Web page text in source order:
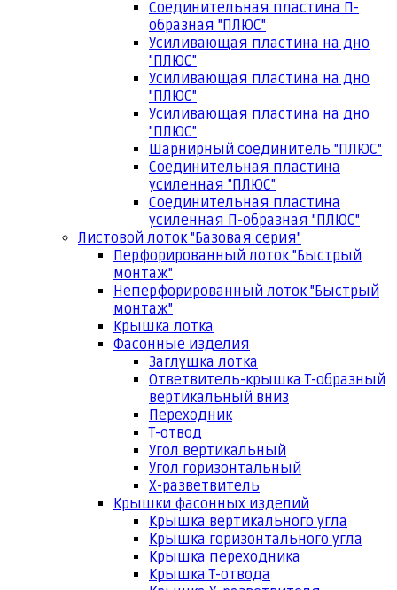
Соединительная пластина П-
образная "ПЛЮС"
Усиливающая пластина на дно
"ПЛЮС"
Усиливающая пластина на дно
"ПЛЮС"
Усиливающая пластина на дно
"ПЛЮС"
Шарнирный соединитель "ПЛЮС"
Соединительная пластина
усиленная "ПЛЮС"
Соединительная пластина
усиленная П-образная "ПЛЮС"
Листовой лоток "Базовая серия"
Перфорированный лоток "Быстрый
монтаж"
Неперфорированный лоток "Быстрый
монтаж"
Крышка лотка
Фасонные изделия
Заглушка лотка
Ответвитель-крышка Т-образный
вертикальный вниз
Переходник
Т-отвод
Угол вертикальный
Угол горизонтальный
Х-разветвитель
Крышки фасонных изделий
Крышка вертикального угла
Крышка горизонтального угла
Крышка переходника
Крышка Т-отвода